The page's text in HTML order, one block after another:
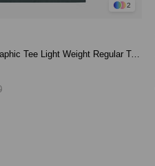
2
Skechers M Graphic Tee Light Weight Regular T-Shirt S242139-003 Erkek T-Shirt - Antrasit